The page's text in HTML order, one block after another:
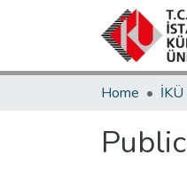
Home